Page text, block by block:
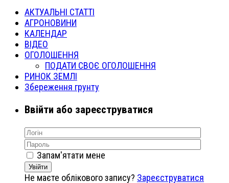
АКТУАЛЬНІ СТАТТІ
АГРОНОВИНИ
КАЛЕНДАР
ВІДЕО
ОГОЛОШЕННЯ
ПОДАТИ СВОЄ ОГОЛОШЕННЯ
РИНОК ЗЕМЛІ
Збереження грунту
Ввійти або зареєструватися
Запам'ятати мене
Увійти
Не маєте облікового запису? Зареєструватися